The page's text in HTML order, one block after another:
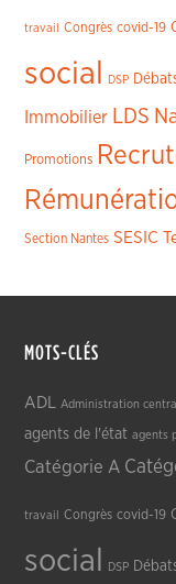
travail Congrès covid-19
social
DSP
Immobilier LDS
Promotions
Section Nantes SESIC
MOTS-CLÉS
ADL Administration
agents de l'état agents
Catégorie A
travail Congrès covid-19
social
DSP